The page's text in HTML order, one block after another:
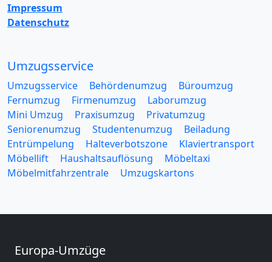
Impressum
Datenschutz
Umzugsservice
Umzugsservice Behördenumzug
Büroumzug
Fernumzug
Firmenumzug
Laborumzug
Mini Umzug
Praxisumzug
Privatumzug
Seniorenumzug
Studentenumzug
Beiladung
Entrümpelung
Halteverbotszone
Klaviertransport
Möbellift
Haushaltsauflösung
Möbeltaxi
Möbelmitfahrzentrale
Umzugskartons
Europa-Umzüge